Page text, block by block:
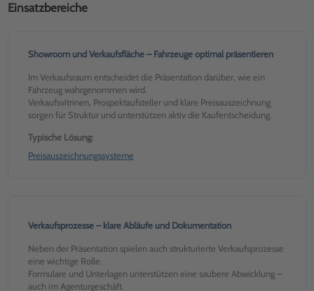
Einsatzbereiche
Showroom und Verkaufsfläche – Fahrzeuge optimal präsentieren
Im Verkaufsraum entscheidet die Präsentation darüber, wie ein
Fahrzeug wahrgenommen wird.
Verkaufsvitrinen, Prospektaufsteller und klare Preisauszeichnung
sorgen für Struktur und unterstützen aktiv die Kaufentscheidung.
Typische Lösung:
Preisauszeichnungssysteme
Verkaufsprozesse – klare Abläufe und Dokumentation
Neben der Präsentation spielen auch strukturierte Verkaufsprozesse
eine wichtige Rolle.
Formulare und Unterlagen unterstützen eine saubere Abwicklung –
auch im Agenturgeschäft.